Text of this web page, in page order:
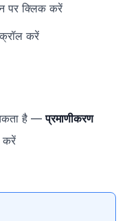
पर क्लिक करें
करें
है —प्रमाणीकरण
करें